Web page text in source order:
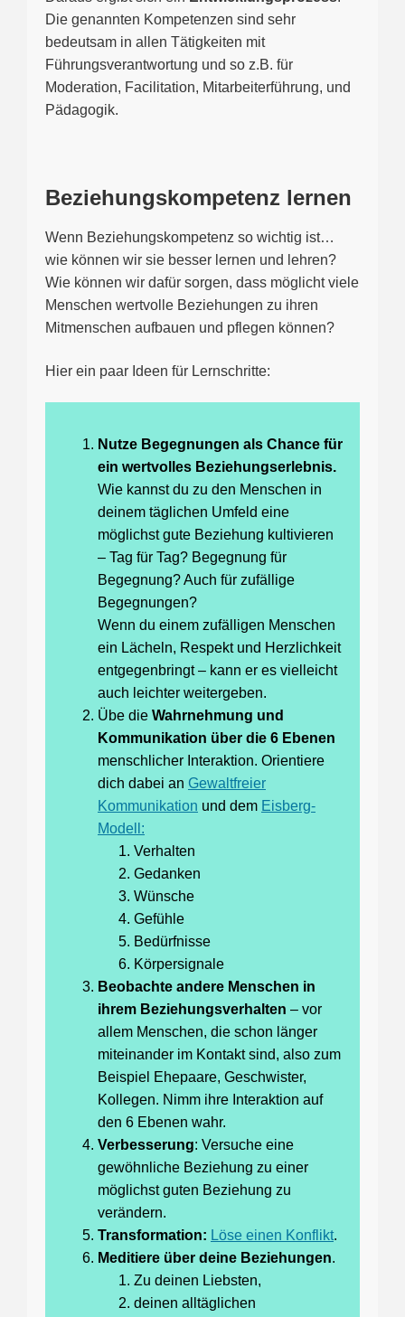
Die genannten Kompetenzen sind sehr
bedeutsam in allen Tätigkeiten mit
Führungsverantwortung und so z.B. für
Moderation, Facilitation, Mitarbeiterführung, und
Pädagogik.
Beziehungskompetenz lernen
Wenn Beziehungskompetenz so wichtig ist…
wie können wir sie besser lernen und lehren?
Wie können wir dafür sorgen, dass möglicht viele
Menschen wertvolle Beziehungen zu ihren
Mitmenschen aufbauen und pflegen können?
Hier ein paar Ideen für Lernschritte:
Nutze Begegnungen als Chance für
ein wertvolles Beziehungserlebnis.
Wie kannst du zu den Menschen in
deinem täglichen Umfeld eine
möglichst gute Beziehung kultivieren
– Tag für Tag? Begegnung für
Begegnung? Auch für zufällige
Begegnungen?
Wenn du einem zufälligen Menschen
ein Lächeln, Respekt und Herzlichkeit
entgegenbringt – kann er es vielleicht
auch leichter weitergeben.
Übe die Wahrnehmung und
Kommunikation über die 6 Ebenen
menschlicher Interaktion. Orientiere
dich dabei an Gewaltfreier
Kommunikation und dem Eisberg-
Modell:
Verhalten
Gedanken
Wünsche
Gefühle
Bedürfnisse
Körpersignale
Beobachte andere Menschen in
ihrem Beziehungsverhalten – vor
allem Menschen, die schon länger
miteinander im Kontakt sind, also zum
Beispiel Ehepaare, Geschwister,
Kollegen. Nimm ihre Interaktion auf
den 6 Ebenen wahr.
Verbesserung: Versuche eine
gewöhnliche Beziehung zu einer
möglichst guten Beziehung zu
verändern.
Transformation: Löse einen Konflikt.
Meditiere über deine Beziehungen.
Zu deinen Liebsten,
deinen alltäglichen